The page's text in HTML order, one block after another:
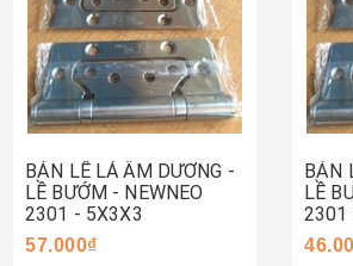
BẢN LỀ LÁ ÂM DƯƠNG -
LỀ BƯỚM - NEWNEO
2301 - 5X3X3
57.000₫
BẢN
LỀ
2301